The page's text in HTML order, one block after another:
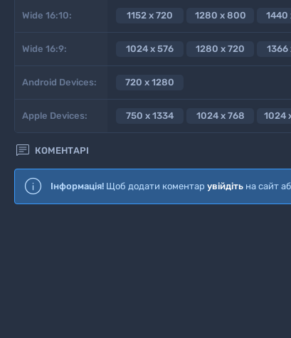
Wide 16:10: 1152 x 720 1280 x 800 1440
Wide 16:9: 1024 x 576 1280 x 720 1366
Android Devices: 720 x 1280
Apple Devices: 750 x 1334 1024 x 768 1024
 КОМЕНТАРІ
Інформація! Щоб додати коментар увійдіть на сайт